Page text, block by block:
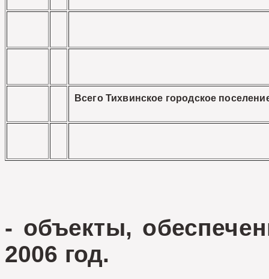
Всего Тихвинское городское
- объекты,
2006 год.